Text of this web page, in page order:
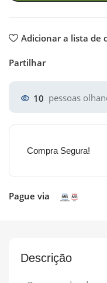
Adicionar a lista de
Partilhar
10 pessoas
Compra Segura!
Pague via
Descrição